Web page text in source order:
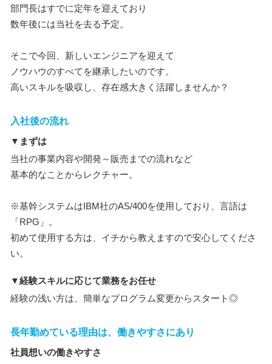
部門長はすでに定年を迎えており
数年後には当社を去る予定。
そこで今回、新しいエンジニアを迎えて
ノウハウのすべてを継承したいのです。
高いスキルを吸収し、存在感大きく活躍しませんか？
入社後の流れ
▼まずは
当社の事業内容や開発～販売までの流れなど
基本的なことからレクチャー。
※基幹システムはIBM社のAS/400を使用しており、言語は
「RPG」。
初めて使用する方は、イチから教えますので安心してくださ
い。
▼経験スキルに応じて業務をお任せ
経験の浅い方は、簡単なプログラム変更からスタート◎
長年勤めている理由は、働きやすさにあり
社員想いの働きやすさ